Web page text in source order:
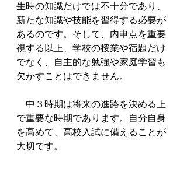
生時の知識だけでは不十分であり、
新たな知識や技能を習得する必要が
あるのです。そして、内申点を重要
視する以上、学校の授業や宿題だけ
でなく、自主的な勉強や家庭学習も
欠かすことはできません。
中３時期は将来の進路を決める上
で重要な時期であります。自分自身
を高めて、高校入試に備えることが
大切です。